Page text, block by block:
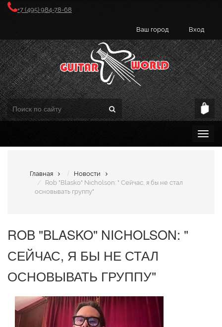
+7 (495) 984-78-68
Ваш город Вход
Главная
Новости
Rob "Blasko" Nicholson: " Сейчас, я бы не стал
основывать группу"
ROB "BLASKO" NICHOLSON: "
СЕЙЧАС, Я БЫ НЕ СТАЛ
ОСНОВЫВАТЬ ГРУППУ"